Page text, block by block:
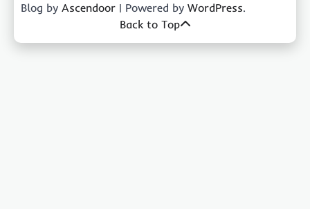
Blog by Ascendoor | Powered by WordPress.
Back to Top